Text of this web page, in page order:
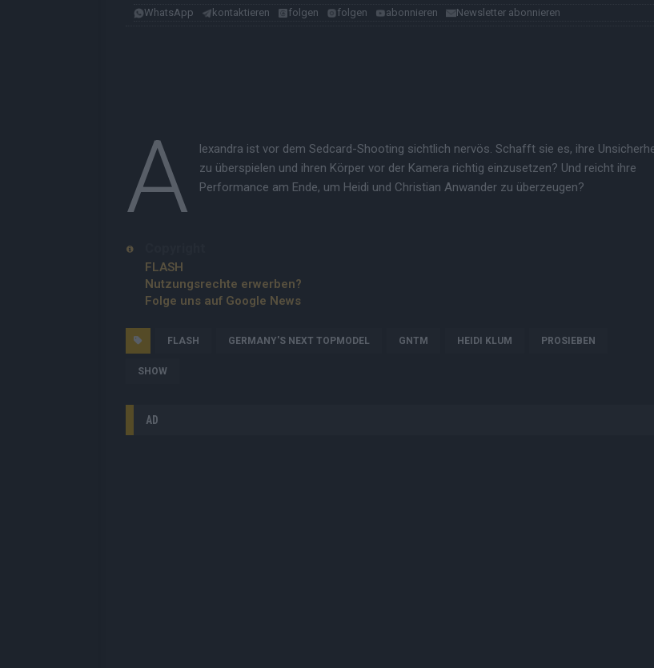
WhatsApp
kontaktieren folgen folgen abonnieren Newsletter abonnieren
A
lexandra ist vor dem Sedcard-Shooting sichtlich nervös. Schafft sie es, ihre
zu überspielen und ihren Körper vor der Kamera richtig einzusetzen? Und reicht ihre
Performance am Ende, um Heidi und Christian Anwander zu überzeugen?
FLASH
Nutzungsrechte erwerben?
Folge uns auf Google News
FLASH GERMANY'S NEXT TOPMODEL GNTM HEIDI KLUM PROSIEBEN
SHOW
AD